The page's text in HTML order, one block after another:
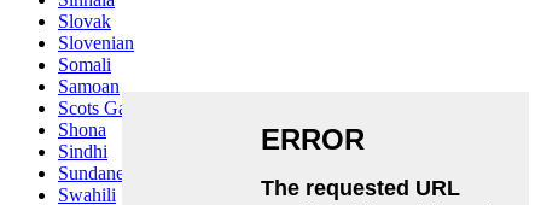
Slovak
Slovenian
Somali
Samoan
Scots Gaelic
Shona
Sindhi
Sundanese
Swahili